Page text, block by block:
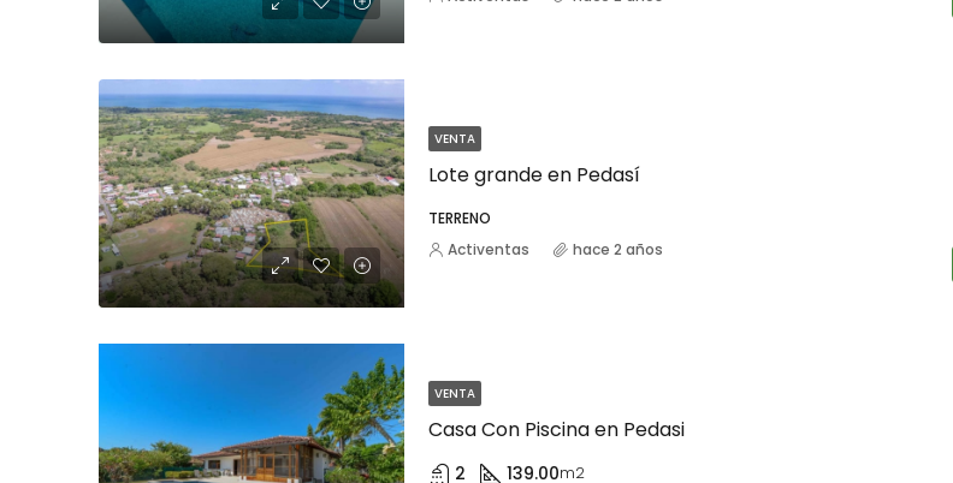
VENTA
Lote grande en Pedasí
TERRENO
Activentas hace 2 años
VENTA
Casa Con Piscina en Pedasi
2 139.00m2